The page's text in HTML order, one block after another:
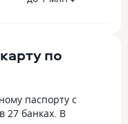
по
паспорту с
банках. В